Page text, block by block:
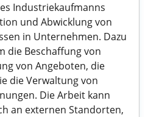
Industriekaufmanns
und Abwicklung von
in Unternehmen. Dazu
die Beschaffung von
von Angeboten, die
die Verwaltung von
Die Arbeit kann
an externen Standorten,